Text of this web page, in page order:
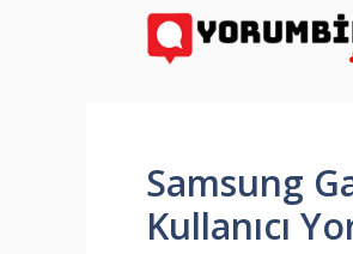
Samsung
Kullanıcı